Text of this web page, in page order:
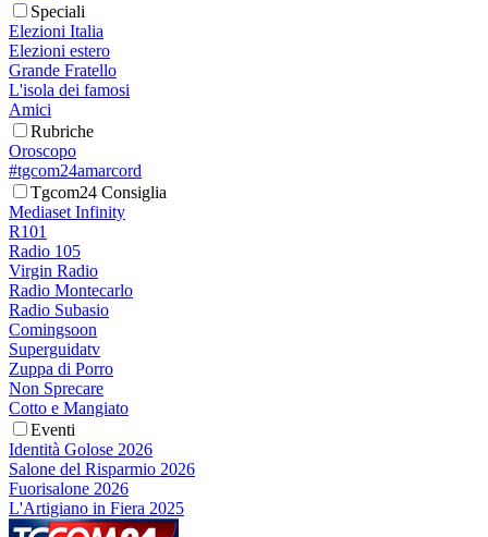
Speciali
Elezioni Italia
Elezioni estero
Grande Fratello
L'isola dei famosi
Amici
Rubriche
Oroscopo
#tgcom24amarcord
Tgcom24 Consiglia
Mediaset Infinity
R101
Radio 105
Virgin Radio
Radio Montecarlo
Radio Subasio
Comingsoon
Superguidatv
Zuppa di Porro
Non Sprecare
Cotto e Mangiato
Eventi
Identità Golose 2026
Salone del Risparmio 2026
Fuorisalone 2026
L'Artigiano in Fiera 2025